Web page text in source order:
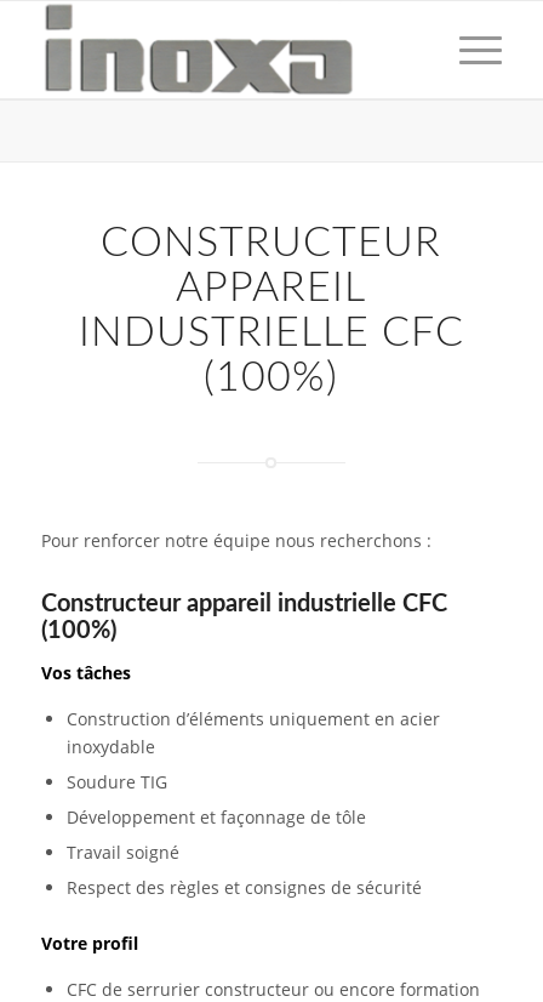
CONSTRUCTEUR
APPAREIL
INDUSTRIELLE CFC
(100%)
Pour renforcer notre équipe nous recherchons :
Constructeur appareil industrielle CFC
(100%)
Vos tâches
Construction d’éléments uniquement en acier
inoxydable
Soudure TIG
Développement et façonnage de tôle
Travail soigné
Respect des règles et consignes de sécurité
Votre profil
CFC de serrurier constructeur ou encore formation